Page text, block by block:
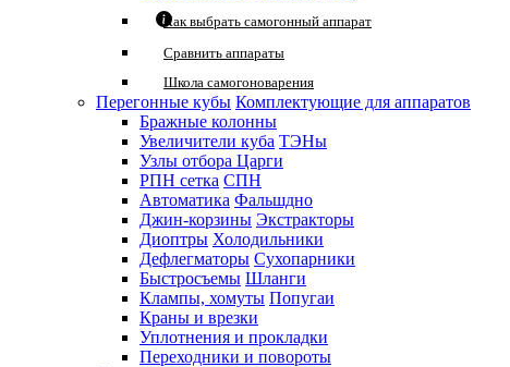
Как выбрать самогонный аппарат
Сравнить аппараты
Школа самогоноварения
Перегонные кубы Комплектующие для аппаратов
Бражные колонны
Увеличители куба ТЭНы
Узлы отбора Царги
РПН сетка СПН
Автоматика Фальшдно
Джин-корзины Экстракторы
Диоптры Холодильники
Дефлегматоры Сухопарники
Быстросъемы Шланги
Клампы, хомуты Попугаи
Краны и врезки
Уплотнения и прокладки
Переходники и повороты